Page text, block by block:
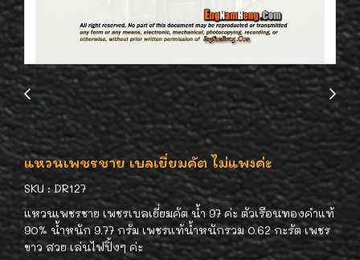
แหวนเพชรชาย เบลเยี่ยมคัต ไม่แพงค่ะ
SKU : DR127
แหวนเพชรชาย เพชรเบลเยี่ยมคัต น้ำ 97 ค่ะ ตัวเรือนทองคำแท้
90% น้ำหนัก 9.77 กรัม เพชรแท้น้ำหนักรวม 0.62 กะรัต เพชร
ขาว สวย เล่นไฟปิ้งๆ ค่ะ